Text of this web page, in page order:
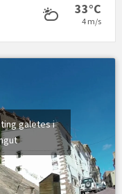
33°C
4 m/s
galetes i